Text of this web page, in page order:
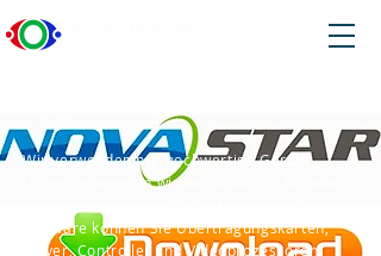
Wir verwenden nur hochwertige Geräte.
Daher verwenden wir die NovaStar-Software
Software können Sie Übertragungskarten,
Player, Controller und Videoprozessoren